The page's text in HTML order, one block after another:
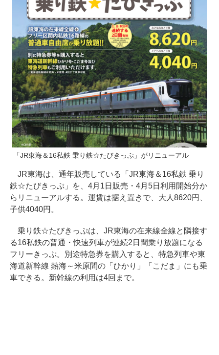
「JR東海＆16私鉄 乗り鉄☆たびきっぷ」がリニューアル
JR東海は、通年販売している「JR東海＆16私鉄 乗り
鉄☆たびきっぷ」を、4月1日販売・4月5日利用開始分か
らリニューアルする。運賃は据え置きで、大人8620円、
子供4040円。
乗り鉄☆たびきっぷは、JR東海の在来線全線と隣接す
る16私鉄の普通・快速列車が連続2日間乗り放題になる
フリーきっぷ。別途特急券を購入すると、特急列車や東
海道新幹線 熱海～米原間の「ひかり」「こだま」にも乗
車できる。新幹線の利用は4回まで。